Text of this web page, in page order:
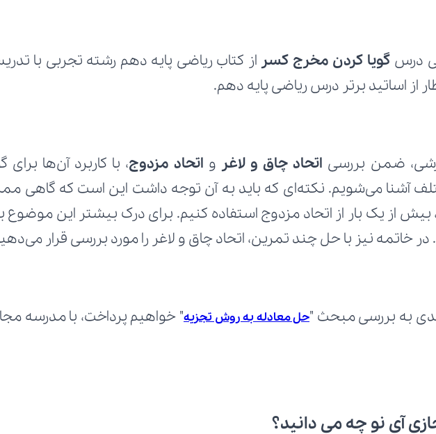
درس گویا کردن مخرج کسر
از اساتید برتر درس ریاضی پایه دهم.
ضمن بررسی اتحاد چاق و لاغر و اتحاد مزدوج
خاتمه نیز با حل چند تمرین، اتحاد چاق و لاغر را مورد بررسی قرار
به بررسی مبحث "حل معادله به روش تجزیه
آی نو چه می‌ دانید؟